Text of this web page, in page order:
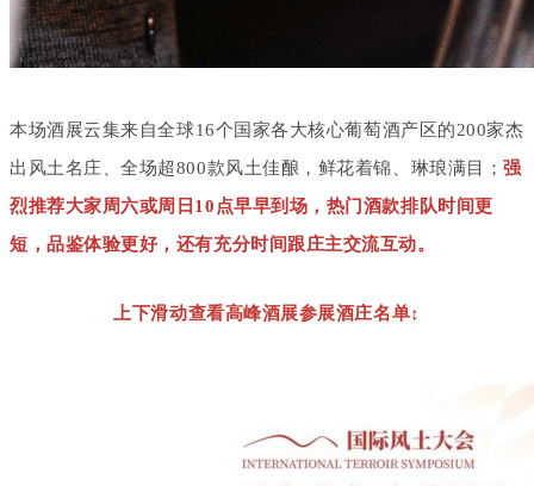
本场酒展云集来自全球16个国家各大核心葡萄酒产区的200家杰
出风土名庄、全场超800款风土佳酿，鲜花着锦、琳琅满目；强
烈推荐大家周六或周日10点早早到场，热门酒款排队时间更
短，品鉴体验更好，还有充分时间跟庄主交流互动。
上下滑动查看高峰酒展参展酒庄名单↕️